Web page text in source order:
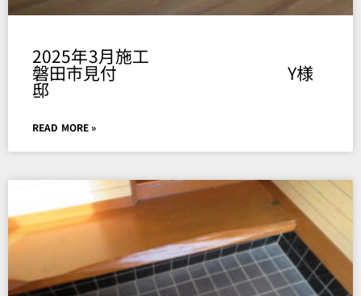
2025年3月施工
磐田市見付 Y様
邸
READ MORE »